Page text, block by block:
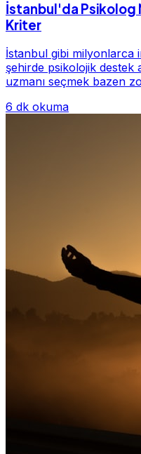
İstanbul'da Psikolog
Kriter
İstanbul gibi milyonlarca
şehirde psikolojik destek
uzmanı seçmek bazen
6 dk okuma